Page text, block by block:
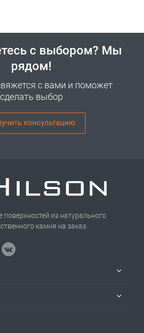
с выбором? Мы
рядом!
с вами и поможет
сделать выбор
консультацию
поверхностей из натурального
камня на заказ